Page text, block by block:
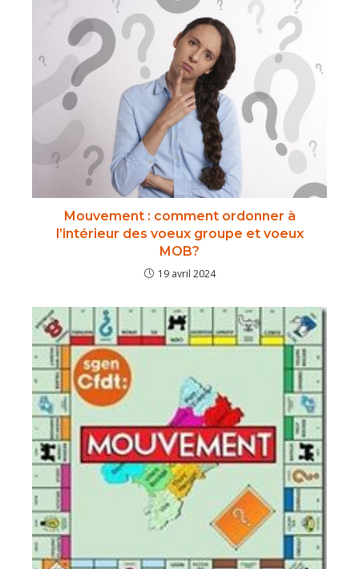
Mouvement : comment ordonner à
l’intérieur des voeux groupe et voeux
MOB?
19 avril 2024